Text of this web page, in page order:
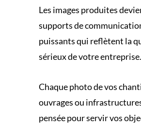
Les images produites
supports de
puissants qui reflètent la
sérieux de votre entreprise.
Chaque photo de vos
ouvrages ou
pensée pour servir vos